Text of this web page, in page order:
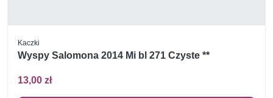
Kaczki
Wyspy Salomona 2014 Mi bl 271 Czyste **
13,00 zł